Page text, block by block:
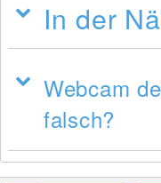
In der
Webcam
falsch?